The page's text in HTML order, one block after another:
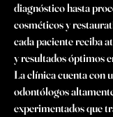
diagnóstico hasta
cosméticos y
cada paciente reciba
y resultados óptimos
La clínica cuenta con
odontólogos
experimentados que